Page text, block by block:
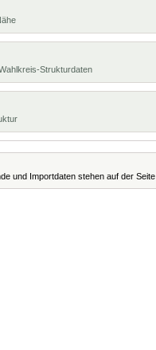
Strukturdaten
und Importdaten stehen auf der Seite